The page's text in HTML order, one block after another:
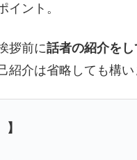
イント。
拶前に話者の紹介を
介は省略しても構い